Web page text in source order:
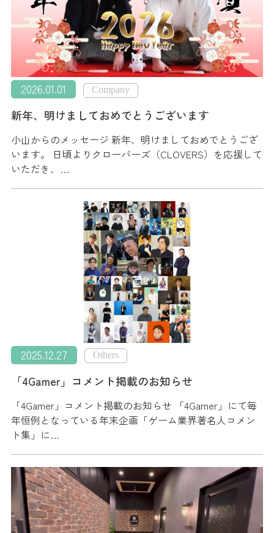
2026.01.01 Company
新年、明けましておめでとうございます
小山からのメッセージ 新年、明けましておめでとうござ
います。 日頃よりクローバーズ（CLOVERS）を応援して
いただき、…
2025.12.27 Others
「4Gamer」コメント掲載のお知らせ
「4Gamer」コメント掲載のお知らせ 「4Gamer」にて毎
年恒例となっている年末企画「ゲーム業界著名人コメン
ト集」に…